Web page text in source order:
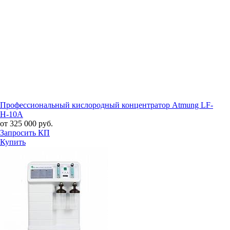
Профессиональный кислородный концентратор Atmung LF-
H-10A
от 325 000 руб.
Запросить КП
Купить